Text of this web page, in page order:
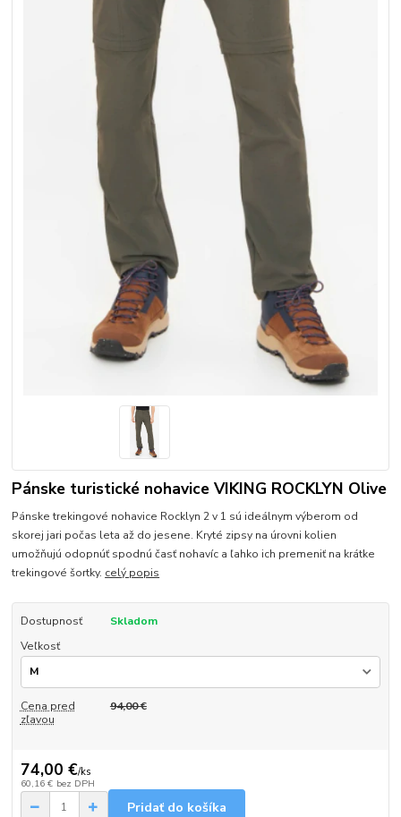
Pánske turistické nohavice VIKING ROCKLYN Olive
Pánske trekingové nohavice Rocklyn 2 v 1 sú ideálnym výberom od
skorej jari počas leta až do jesene. Kryté zipsy na úrovni kolien
umožňujú odopnúť spodnú časť nohavíc a ľahko ich premeniť na krátke
trekingové šortky. celý popis
Dostupnosť
Skladom
Veľkosť
Cena pred
zľavou
94,00 €
74,00 €/ks
60,16 € bez DPH
Pridať do košíka